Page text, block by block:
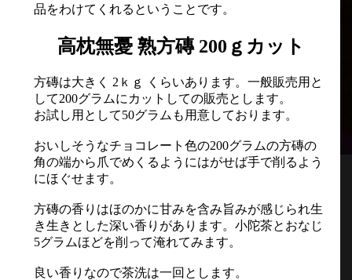
品をわけてくれるということです。
高枕無憂 熟方磚 200ｇカット
方磚は大きく 2ｋｇ くらいあります。一般販売用と
して200グラムにカットしての販売とします。
お試し用として50グラムも用意しております。
おいしそうなチョコレート色の200グラムの方磚の
角の端から爪でめくるようにはがせば手で削るよう
にほぐせます。
方磚の香りはほのかに甘みを含み旨みが感じられ生
き生きとした深い香りがあります。小陀茶とおなじ
5グラムほどを削って淹れてみます。
良い香りなので茶洗は一回とします。